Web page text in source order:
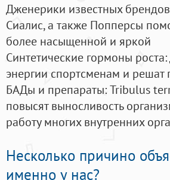
Дженерики известных
Сиалис, а также Попперсы
более насыщенной и яркой
Синтетические гормоны роста
энергии спортсменам и
БАДы и препараты:Tribulus
повысят выносливость
работу многих внутренних
Несколько причино
именно у нас?